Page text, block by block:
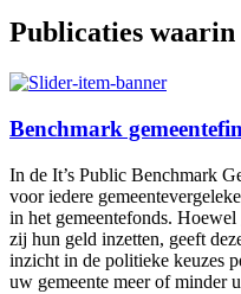
Publicaties
Benchmark
In de It’s Public Benchmark
voor iedere
in het gemeentefonds.
zij hun geld inzetten, geeft
inzicht in de politieke keuzes
uw gemeente meer of